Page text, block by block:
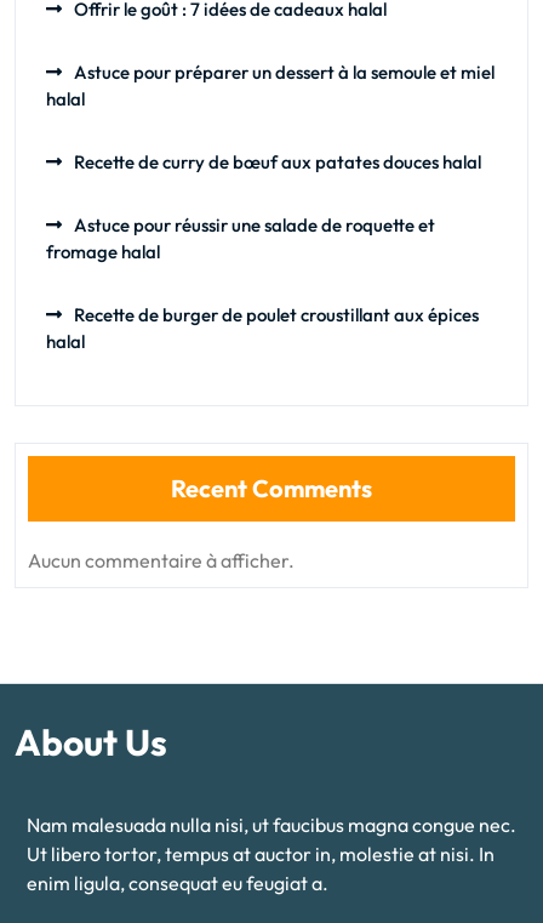
Offrir le goût : 7 idées de cadeaux halal
Astuce pour préparer un dessert à la semoule et miel
halal
Recette de curry de bœuf aux patates douces halal
Astuce pour réussir une salade de roquette et
fromage halal
Recette de burger de poulet croustillant aux épices
halal
Recent Comments
Aucun commentaire à afficher.
About Us
Nam malesuada nulla nisi, ut faucibus magna congue nec.
Ut libero tortor, tempus at auctor in, molestie at nisi. In
enim ligula, consequat eu feugiat a.